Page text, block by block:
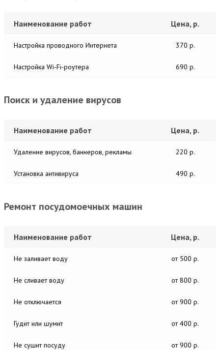
Наименование работ Цена, р.
Настройка проводного Интернета 370 р.
Настройка Wi-Fi-роутера 690 р.
Поиск и удаление вирусов
Наименование работ Цена, р.
Удаление вирусов, баннеров, рекламы 220 р.
Установка антивируса 490 р.
Ремонт посудомоечных машин
Наименование работ Цена, р.
Не заливает воду от 500 р.
Не сливает воду от 800 р.
Не отключается от 900 р.
Гудит или шумит от 400 р.
Не сушит посуду от 900 р.